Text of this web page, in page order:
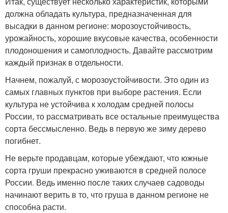
должна обладать культура, предназначенная для
высадки в данном регионе: морозоустойчивость,
урожайность, хорошие вкусовые качества, особенности
плодоношения и самоплодность. Давайте рассмотрим
каждый признак в отдельности.
Начнем, пожалуй, с морозоустойчивости. Это один из
самых главных пунктов при выборе растения. Если
культура не устойчива к холодам средней полосы
России, то рассматривать все остальные преимущества
сорта бессмысленно. Ведь в первую же зиму дерево
погибнет.
Не верьте продавцам, которые убеждают, что южные
сорта груши прекрасно уживаются в средней полосе
России. Ведь именно после таких случаев садоводы
начинают верить в то, что груша в данном регионе не
способна расти.